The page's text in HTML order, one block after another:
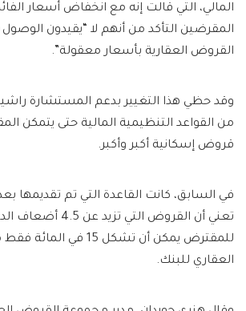
المالي، التي قالت إنه مع انخفاض أسعار
المقرضين التأكد من أنهم لا “يقيدون
القروض العقارية بأسعار معقولة”.
وقد حظي هذا التغيير بدعم المستشارة
من القواعد التنظيمية المالية حتى يتمكن
قروض إسكانية أكبر وأكبر.
في السابق، كانت القاعدة التي تم تقديمها بعد
تعني أن القروض التي
للمقترض يمكن أن تشكل 15
العقاري للبنك.